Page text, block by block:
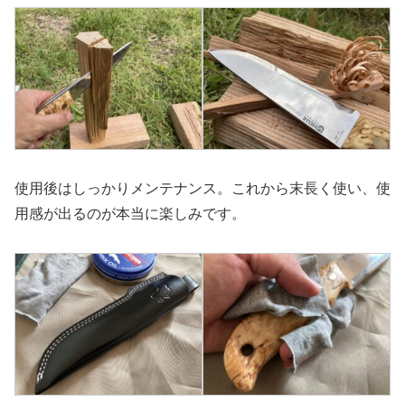
使用後はしっかりメンテナンス。これから末長く使い、使
用感が出るのが本当に楽しみです。